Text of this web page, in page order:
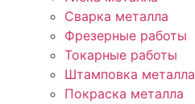
Сварка металла
Фрезерные работы
Токарные работы
Штамповка металла
Покраска металла